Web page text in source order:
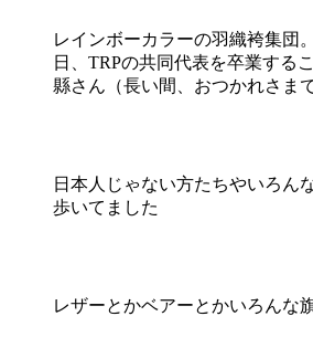
レインボーカラーの羽織袴集団
日、TRPの共同代表を卒業する
縣さん（長い間、おつかれさま
日本人じゃない方たちやいろん
歩いてました
レザーとかベアーとかいろんな